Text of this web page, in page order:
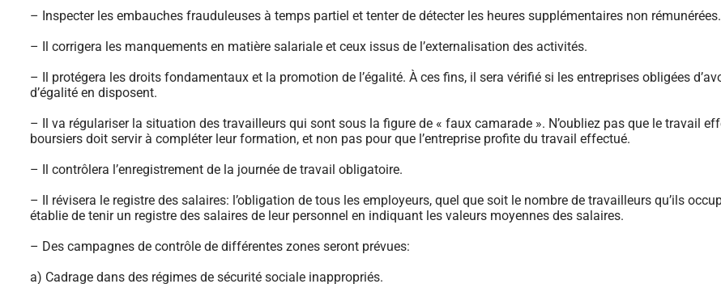
– Inspecter les embauches frauduleuses à temps partiel et tenter de détecter les heures supplémentaires non rémunérées.
– Il corrigera les manquements en matière salariale et ceux issus de l’externalisation des activités.
– Il protégera les droits fondamentaux et la promotion de l’égalité. À ces fins, il sera vérifié si les entreprises obligées
d’égalité en disposent.
– Il va régulariser la situation des travailleurs qui sont sous la figure de « faux camarade ». N’oubliez pas que le travail
boursiers doit servir à compléter leur formation, et non pas pour que l’entreprise profite du travail effectué.
– Il contrôlera l’enregistrement de la journée de travail obligatoire.
– Il révisera le registre des salaires: l’obligation de tous les employeurs, quel que soit le nombre de travailleurs qu’ils
établie de tenir un registre des salaires de leur personnel en indiquant les valeurs moyennes des salaires.
– Des campagnes de contrôle de différentes zones seront prévues:
a) Cadrage dans des régimes de sécurité sociale inappropriés.